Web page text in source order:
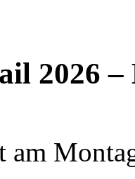
2026
am